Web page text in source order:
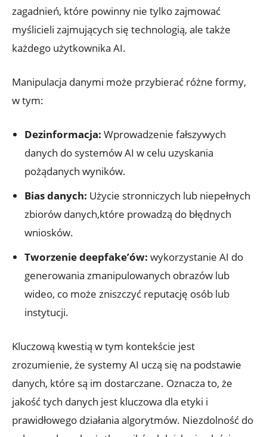
zagadnień, które powinny nie tylko zajmować
myślicieli zajmujących się technologią, ale także
każdego użytkownika AI.
Manipulacja danymi może przybierać różne formy,
w‌ tym:
Dezinformacja: Wprowadzenie fałszywych
danych do systemów AI w celu uzyskania
pożądanych wyników.
Bias danych: Użycie stronniczych lub niepełnych
⁣zbiorów danych,które prowadzą do⁢ błędnych
wniosków.
Tworzenie deepfake’ów: wykorzystanie AI do
generowania zmanipulowanych obrazów lub
wideo, co może zniszczyć ⁢reputację osób lub
instytucji.
Kluczową kwestią w tym kontekście jest
zrozumienie, że systemy AI⁣ uczą się na podstawie
danych, które są im dostarczane. Oznacza to, że
⁢jakość tych danych jest ⁣kluczowa dla etyki i
prawidłowego działania algorytmów. Niezdolność do